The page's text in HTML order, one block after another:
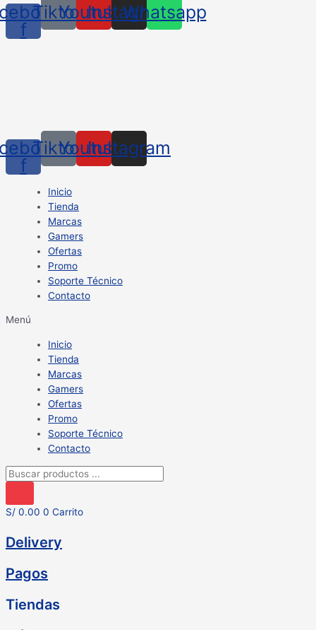
f
TiktokYoutube
Instagram
Whatsapp
f
TiktokYoutube
Instagram
Inicio
Tienda
Marcas
Gamers
Ofertas
Promo
Soporte Técnico
Contacto
Menú
Inicio
Tienda
Marcas
Gamers
Ofertas
Promo
Soporte Técnico
Contacto
Búsqueda
productos
S/ 0.00 0 Carrito
Delivery
Pagos
Tiendas